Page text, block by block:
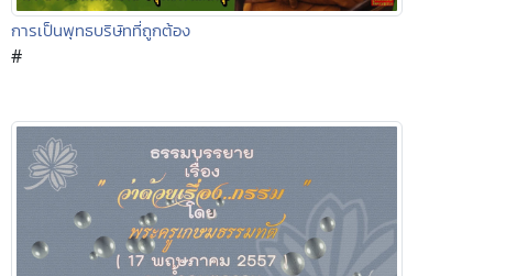
การเป็นพุทธบริษัทที่ถูกต้อง
#